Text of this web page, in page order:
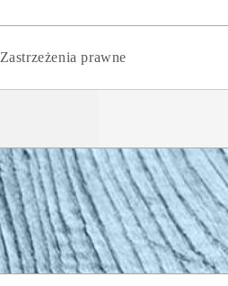
Zastrzeżenia prawne